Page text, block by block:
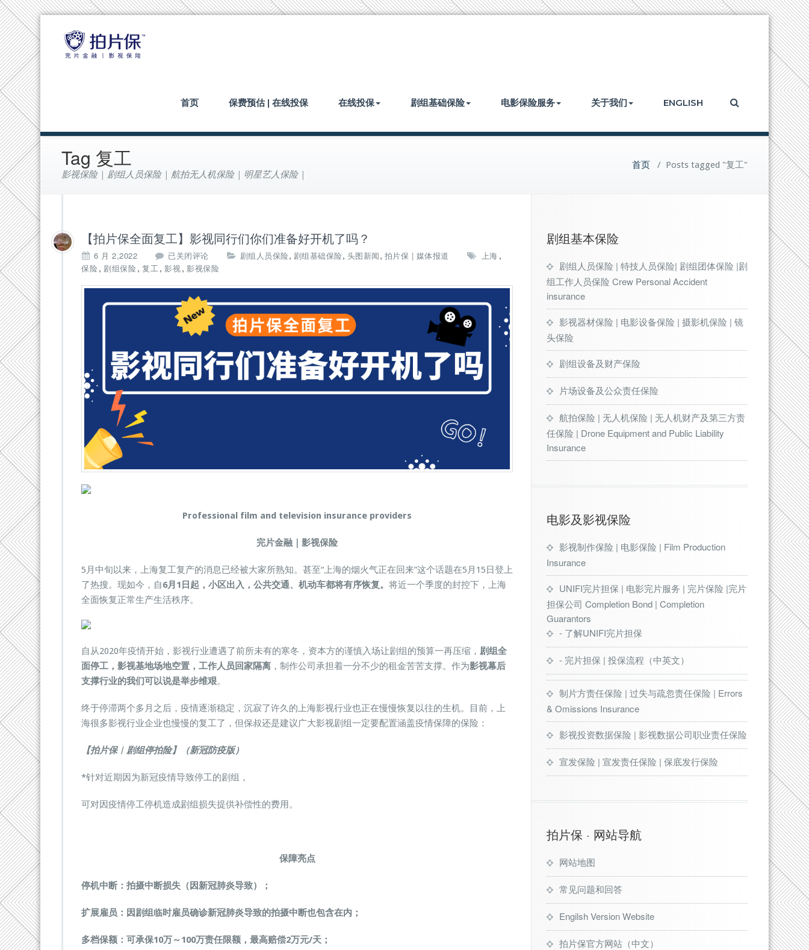
首页 保费预估 | 在线投保 在线投保 剧组基础保险 电影保险服务 关于我们 ENGLISH
Tag 复工
影视保险 | 剧组人员保险 | 航拍无人机保险 | 明星艺人保险 |
首页 / Posts tagged "复工"
【拍片保全面复工】影视同行们你们准备好开机了吗？
6 月 2,2022
【拍
片
全
面
复
工】
视
同
行
机
已关闭评论 剧组人员保险, 剧组基础保险, 头图新闻, 拍片保 | 媒体报道 上海 ,
保险 , 剧组保险 , 复工, 影视, 影视保险
Professional film and television insurance providers
完片金融｜影视保险
5月中旬以来，上海复工复产的消息已经被大家所熟知。甚至“上海的烟火气正在回来”这个话题在5月15日登上
了热搜。现如今，自6月1日起，小区出入，公共交通、机动车都将有序恢复。 将近一个季度的封控下，上海
全面恢复正常生产生活秩序。
自从2020年疫情开始，影视行业遭遇了前所未有的寒冬，资本方的谨慎入场让剧组的预算一再压缩， 剧组全
面停工，影视基地场地空置，工作人员回家隔离 ，制作公司承担着一分不少的租金苦苦支撑。作为影视幕后
支撑行业的我们可以说是举步维艰。
终于停滞两个多月之后，疫情逐渐稳定，沉寂了许久的上海影视行业也正在慢慢恢复以往的生机。目前，上
海很多影视行业企业也慢慢的复工了，但保叔还是建议广大影视剧组一定要配置涵盖疫情保障的保险：
【拍片保︱剧组停拍险】 （新冠防疫版）
*针对近期因为新冠疫情导致停工的剧组，
可对因疫情停工停机造成剧组损失提供补偿性的费用。
保障亮点
停机中断：拍摄中断损失 （因新冠肺炎导致） ；
扩展雇员：因剧组临时雇员确诊新冠肺炎导致的拍摄中断也包含在内；
多档保额：可承保10万～100万责任限额， 最高赔偿2万元/天 ；
剧组基本保险
剧组人员保险 | 特技人员保险| 剧组团体保险 |剧
组工作人员保险 Crew Personal Accident
insurance
影视器材保险 | 电影设备保险 | 摄影机保险 | 镜
头保险
剧组设备及财产保险
片场设备及公众责任保险
航拍保险 | 无人机保险 | 无人机财产及第三方责
任保险 | Drone Equipment and Public Liability
Insurance
电影及影视保险
影视制作保险 | 电影保险 | Film Production
Insurance
UNIFI完片担保 | 电影完片服务 | 完片保险 |完片
担保公司 Completion Bond | Completion
Guarantors
- 了解UNIFI完片担保
- 完片担保 | 投保流程（中英文）
制片方责任保险 | 过失与疏忽责任保险 | Errors
& Omissions Insurance
影视投资数据保险 | 影视数据公司职业责任保险
宣发保险 | 宣发责任保险 | 保底发行保险
拍片保 · 网站导航
网站地图
常见问题和回答
Engilsh Version Website
拍片保官方网站（中文）